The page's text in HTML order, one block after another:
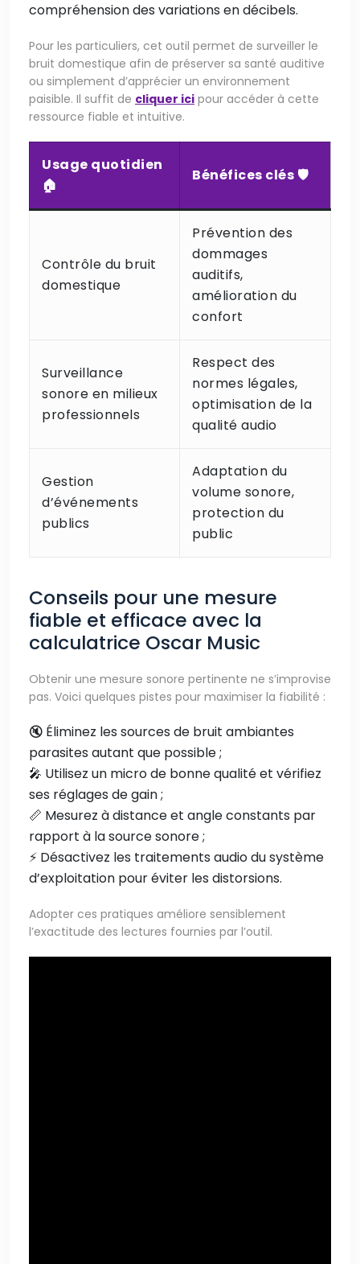
compréhension des variations en décibels.
Pour les particuliers, cet outil permet de surveiller le
bruit domestique afin de préserver sa santé auditive
ou simplement d’apprécier un environnement
paisible. Il suffit de cliquer ici pour accéder à cette
ressource fiable et intuitive.
Usage quotidien
🏠
Bénéfices clés 🛡️
Contrôle du bruit
domestique
Prévention des
dommages
auditifs,
amélioration du
confort
Surveillance
sonore en milieux
professionnels
Respect des
normes légales,
optimisation de la
qualité audio
Gestion
d’événements
publics
Adaptation du
volume sonore,
protection du
public
Conseils pour une mesure
fiable et efficace avec la
calculatrice Oscar Music
Obtenir une mesure sonore pertinente ne s’improvise
pas. Voici quelques pistes pour maximiser la fiabilité :
🔇 Éliminez les sources de bruit ambiantes
parasites autant que possible ;
🎤 Utilisez un micro de bonne qualité et vérifiez
ses réglages de gain ;
📏 Mesurez à distance et angle constants par
rapport à la source sonore ;
⚡ Désactivez les traitements audio du système
d’exploitation pour éviter les distorsions.
Adopter ces pratiques améliore sensiblement
l’exactitude des lectures fournies par l’outil.